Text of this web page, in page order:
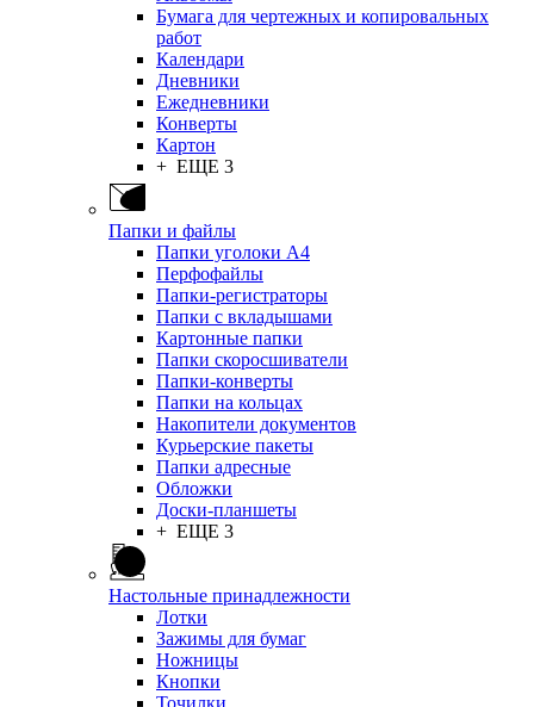
Бумага для чертежных и копировальных
работ
Календари
Дневники
Ежедневники
Конверты
Картон
+ ЕЩЕ 3
Папки и файлы
Папки уголоки А4
Перфофайлы
Папки-регистраторы
Папки с вкладышами
Картонные папки
Папки скоросшиватели
Папки-конверты
Папки на кольцах
Накопители документов
Курьерские пакеты
Папки адресные
Обложки
Доски-планшеты
+ ЕЩЕ 3
Настольные принадлежности
Лотки
Зажимы для бумаг
Ножницы
Кнопки
Точилки